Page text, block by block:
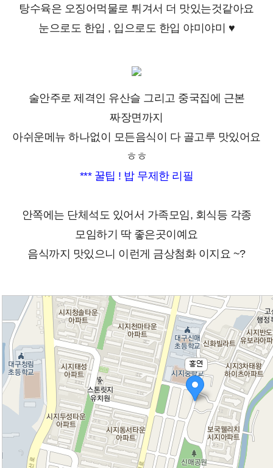
탕수육은 오징어먹물로 튀겨서 더 맛있는것같아요
눈으로도 한입 , 입으로도 한입 야미야미 ♥
술안주로 제격인 유산슬 그리고 중국집에 근본
짜장면까지
아쉬운메뉴 하나없이 모든음식이 다 골고루 맛있어요
ㅎㅎ
*** 꿀팁 ! 밥 무제한 리필
안쪽에는 단체석도 있어서 가족모임, 회식등 각종
모임하기 딱 좋은곳이예요
음식까지 맛있으니 이런게 금상첨화 이지요 ~?